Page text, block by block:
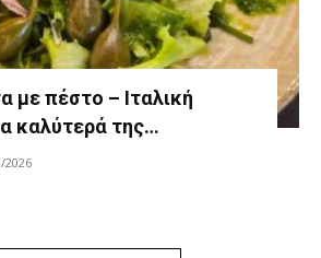
με πέστο – Ιταλική
καλύτερά της…
2026